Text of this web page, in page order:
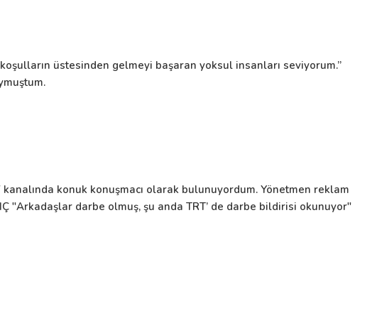
üstesinden gelmeyi başaran yoksul insanları seviyorum.”
konuk konuşmacı olarak bulunuyordum. Yönetmen reklam
"Arkadaşlar darbe olmuş, şu anda TRT’ de darbe bildirisi okunuyor"